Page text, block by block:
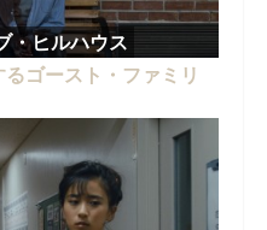
・ヒルハウス
ゴースト・ファミリ